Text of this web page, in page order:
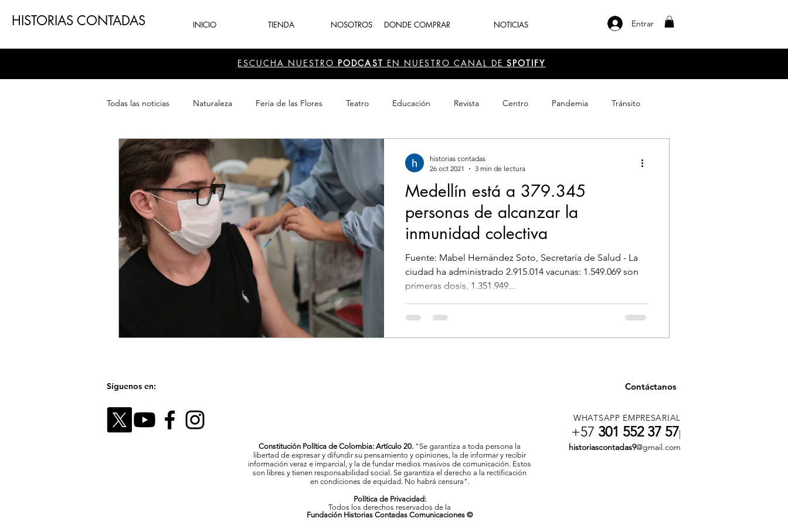
HISTORIAS CONTADAS INICIO TIENDA NOSOTROS DONDE COMPRAR NOTICIAS Entrar
ESCUCHA NUESTRO PODCAST EN NUESTRO CANAL DE SPOTIFY
Todas las noticias Naturaleza Feria de las Flores Teatro Educación Revista Centro Pandemia Tránsito
Teatro Patrimonio Sector Cultura Recreación Navidad
Medellín está a 379.345
personas de alcanzar la
inmunidad colectiva
Fuente: Mabel Hernández Soto, Secretaría de Salud - La
ciudad ha administrado 2.915.014 vacunas: 1.549.069 son
primeras dosis, 1.351.949...
historias contadas
26 oct 2021
3 min de lectura
Síguenos en: Contáctanos
Constitución Política de Colombia: Artículo 20. "Se garantiza a toda persona la
libertad de expresar y difundir su pensamiento y opiniones, la de informar y recibir
información veraz e imparcial, y la de fundar medios masivos de comunicación. Estos
son libres y tienen responsabilidad social. Se garantiza el derecho a la rectificación
en condiciones de equidad. No habrá censura".
Política de Privacidad:
WHATSAPP EMPRESARIAL
+57 301 552 37 57|
historiascontadas9@gmail.com
Todos los derechos reservados de la
Fundación Historias Contadas Comunicaciones ©